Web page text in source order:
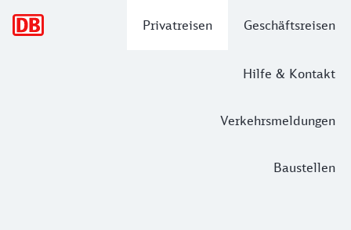
Privatreisen Geschäftsreisen
Hilfe & Kontakt
Verkehrsmeldungen
Baustellen